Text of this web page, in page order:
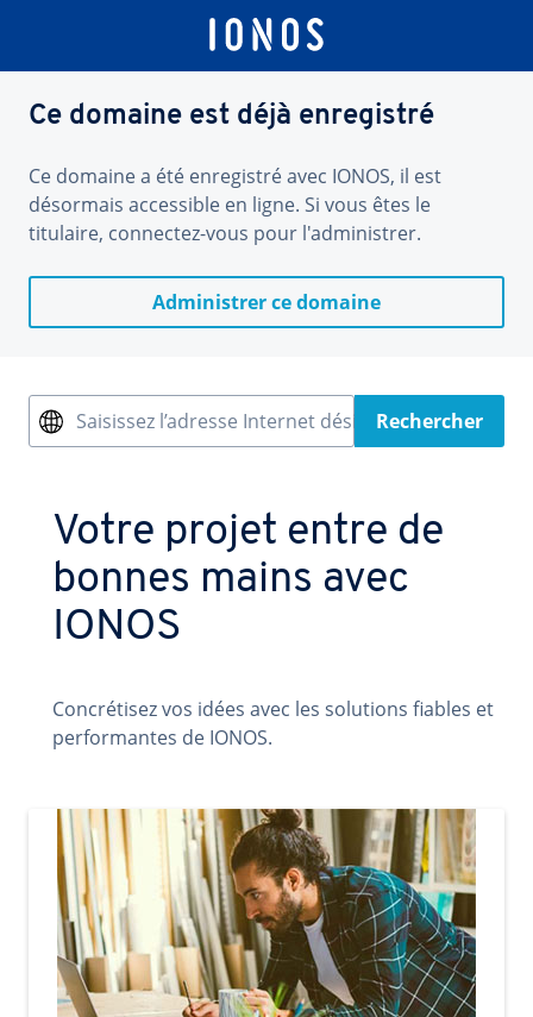
Ce domaine est déjà enregistré
Ce domaine a été enregistré avec IONOS, il est
désormais accessible en ligne. Si vous êtes le
titulaire, connectez-vous pour l'administrer.
Administrer ce domaine
Saisissez l’adresse Internet désiréeRechercher
Votre projet entre de
bonnes mains avec
IONOS
Concrétisez vos idées avec les solutions fiables et
performantes de IONOS.